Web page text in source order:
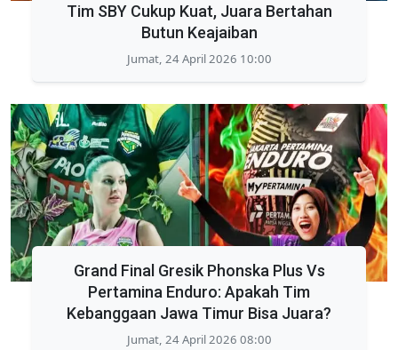
Tim SBY Cukup Kuat, Juara Bertahan
Butun Keajaiban
Jumat, 24 April 2026 10:00
Grand Final Gresik Phonska Plus Vs
Pertamina Enduro: Apakah Tim
Kebanggaan Jawa Timur Bisa Juara?
Jumat, 24 April 2026 08:00